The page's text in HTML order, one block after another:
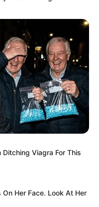
Ditching Viagra For This
On Her Face. Look At Her